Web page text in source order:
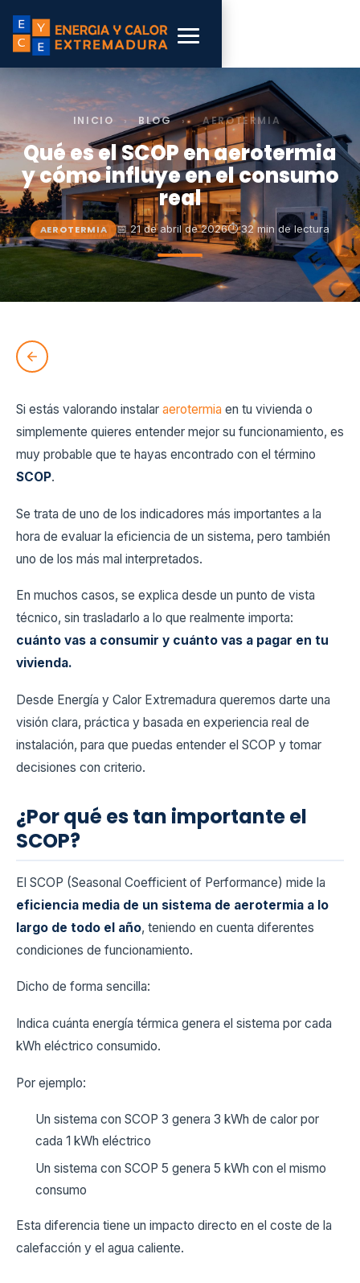
INICIO › BLOG › AEROTERMIA
Qué es el SCOP en aerotermia
y cómo influye en el consumo
real
AEROTERMIA 📅 21 de abril de 2026⏱ 32 min de lectura
Si estás valorando instalar aerotermia en tu vivienda o
simplemente quieres entender mejor su funcionamiento, es
muy probable que te hayas encontrado con el término
SCOP.
Se trata de uno de los indicadores más importantes a la
hora de evaluar la eficiencia de un sistema, pero también
uno de los más mal interpretados.
En muchos casos, se explica desde un punto de vista
técnico, sin trasladarlo a lo que realmente importa:
cuánto vas a consumir y cuánto vas a pagar en tu
vivienda.
Desde Energía y Calor Extremadura queremos darte una
visión clara, práctica y basada en experiencia real de
instalación, para que puedas entender el SCOP y tomar
decisiones con criterio.
¿Por qué es tan importante el
SCOP?
El SCOP (Seasonal Coefficient of Performance) mide la
eficiencia media de un sistema de aerotermia a lo
largo de todo el año, teniendo en cuenta diferentes
condiciones de funcionamiento.
Dicho de forma sencilla:
Indica cuánta energía térmica genera el sistema por cada
kWh eléctrico consumido.
Por ejemplo:
Un sistema con SCOP 3 genera 3 kWh de calor por
cada 1 kWh eléctrico
Un sistema con SCOP 5 genera 5 kWh con el mismo
consumo
Esta diferencia tiene un impacto directo en el coste de la
calefacción y el agua caliente.